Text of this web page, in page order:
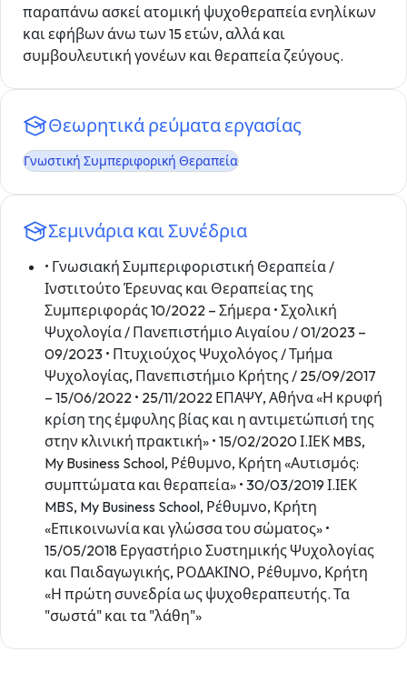
παραπάνω ασκεί ατομική ψυχοθεραπεία ενηλίκων
και εφήβων άνω των 15 ετών, αλλά και
συμβουλευτική γονέων και θεραπεία ζεύγους.
Θεωρητικά ρεύματα εργασίας
Γνωστική Συμπεριφορική Θεραπεία
Σεμινάρια και Συνέδρια
• Γνωσιακή Συμπεριφοριστική Θεραπεία /
Ινστιτούτο Έρευνας και Θεραπείας της
Συμπεριφοράς 10/2022 – Σήμερα • Σχολική
Ψυχολογία / Πανεπιστήμιο Αιγαίου / 01/2023 –
09/2023 • Πτυχιούχος Ψυχολόγος / Τμήμα
Ψυχολογίας, Πανεπιστήμιο Κρήτης / 25/09/2017
– 15/06/2022 • 25/11/2022 ΕΠΑΨΥ, Αθήνα «Η κρυφή
κρίση της έμφυλης βίας και η αντιμετώπισή της
στην κλινική πρακτική» • 15/02/2020 Ι.ΙΕΚ MBS,
My Business School, Ρέθυμνο, Κρήτη «Αυτισμός:
συμπτώματα και θεραπεία» • 30/03/2019 Ι.ΙΕΚ
MBS, My Business School, Ρέθυμνο, Κρήτη
«Επικοινωνία και γλώσσα του σώματος» •
15/05/2018 Εργαστήριο Συστημικής Ψυχολογίας
και Παιδαγωγικής, ΡΟΔΑΚΙΝΟ, Ρέθυμνο, Κρήτη
«Η πρώτη συνεδρία ως ψυχοθεραπευτής. Τα
"σωστά" και τα "λάθη"»